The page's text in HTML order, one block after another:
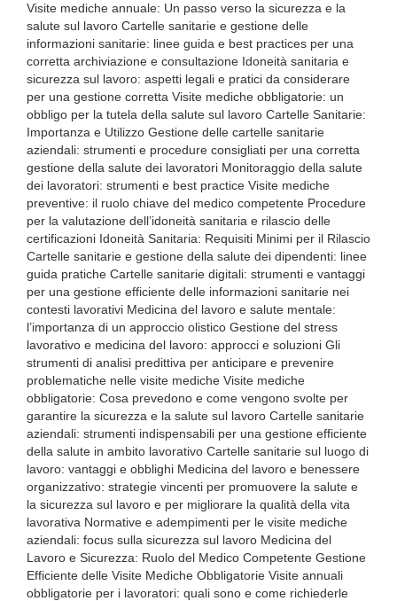
Visite mediche annuale: Un passo verso la sicurezza e la
salute sul lavoro Cartelle sanitarie e gestione delle
informazioni sanitarie: linee guida e best practices per una
corretta archiviazione e consultazione Idoneità sanitaria e
sicurezza sul lavoro: aspetti legali e pratici da considerare
per una gestione corretta Visite mediche obbligatorie: un
obbligo per la tutela della salute sul lavoro Cartelle Sanitarie:
Importanza e Utilizzo Gestione delle cartelle sanitarie
aziendali: strumenti e procedure consigliati per una corretta
gestione della salute dei lavoratori Monitoraggio della salute
dei lavoratori: strumenti e best practice Visite mediche
preventive: il ruolo chiave del medico competente Procedure
per la valutazione dell’idoneità sanitaria e rilascio delle
certificazioni Idoneità Sanitaria: Requisiti Minimi per il Rilascio
Cartelle sanitarie e gestione della salute dei dipendenti: linee
guida pratiche Cartelle sanitarie digitali: strumenti e vantaggi
per una gestione efficiente delle informazioni sanitarie nei
contesti lavorativi Medicina del lavoro e salute mentale:
l’importanza di un approccio olistico Gestione del stress
lavorativo e medicina del lavoro: approcci e soluzioni Gli
strumenti di analisi predittiva per anticipare e prevenire
problematiche nelle visite mediche Visite mediche
obbligatorie: Cosa prevedono e come vengono svolte per
garantire la sicurezza e la salute sul lavoro Cartelle sanitarie
aziendali: strumenti indispensabili per una gestione efficiente
della salute in ambito lavorativo Cartelle sanitarie sul luogo di
lavoro: vantaggi e obblighi Medicina del lavoro e benessere
organizzativo: strategie vincenti per promuovere la salute e
la sicurezza sul lavoro e per migliorare la qualità della vita
lavorativa Normative e adempimenti per le visite mediche
aziendali: focus sulla sicurezza sul lavoro Medicina del
Lavoro e Sicurezza: Ruolo del Medico Competente Gestione
Efficiente delle Visite Mediche Obbligatorie Visite annuali
obbligatorie per i lavoratori: quali sono e come richiederle